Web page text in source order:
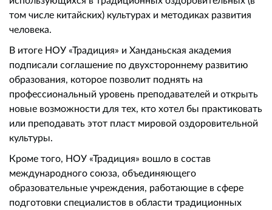
том числе китайских) культурах и методиках развития
человека.
В итоге НОУ «Традиция» и Ханданьская академия
подписали соглашение по двухстороннему развитию
образования, которое позволит поднять на
профессиональный уровень преподавателей и открыть
новые возможности для тех, кто хотел бы практиковать
или преподавать этот пласт мировой оздоровительной
культуры.
Кроме того, НОУ «Традиция» вошло в состав
международного союза, объединяющего
образовательные учреждения, работающие в сфере
подготовки специалистов в области традиционных